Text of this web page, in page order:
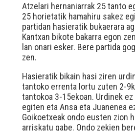
Atzelari hernaniarrak 25 tanto
25 horietatik hamahiru sakez
partidan hasieratik bukaerara
Kantxan bikote bakarra egon
lan onari esker. Bere partida
zen.
Hasieratik bikain hasi ziren
tantoko errenta lortu zuten 2-
tantokoa 3-15ekoan. Urdinek
egiten eta Ansa eta Juanenea
Goikoetxeak ondo eusten zion
arriskatu gabe. Ondo zekien